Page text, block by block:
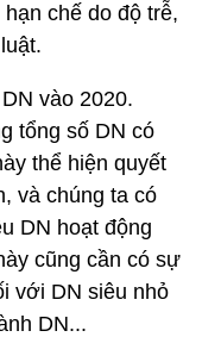
chế do độ trễ,
vào 2020.
tổng số DN có
thể hiện quyết
và chúng ta có
DN hoạt động
cũng cần có sự
với DN siêu nhỏ
DN...